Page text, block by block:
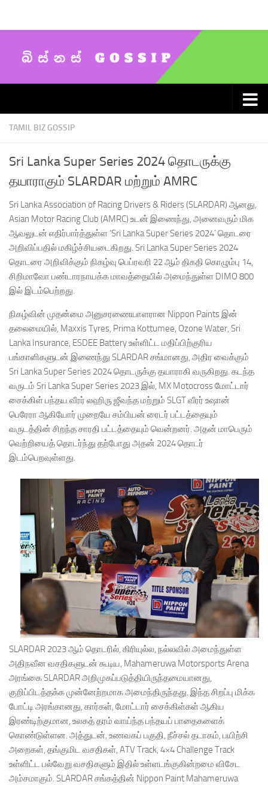
TAMIL BIZ GOSSIP
Sri Lanka Super Series 2024 தொடருக்கு
தயாராகும் SLARDAR மற்றும் AMRC
Sri Lanka Association of Racing Drivers & Riders (SLARDAR) ஆனது,
Asian Motor Racing Club (AMRC) உடன் இணைந்து, அனைவரும் மிக
ஆவலுடன் எதிர்பார்த்துள்ள ‘Sri Lanka Super Series 2024’ தொடரை
அறிவிப்பதில் மகிழ்ச்சியடைகிறது. Sri Lanka Super Series 2024
தொடரை அறிவிக்கும் நிகழ்வு பெப்ரவரி 22 ஆம் திகதி கொழும்பு 14,
சிறிமாவோ பண்டாரநாயக்க மாவத்தையில் அமைந்துள்ள DIMO 800
இல் இடம்பெற்றது.
நிகழ்வின் முதன்மை அனுசரணையாளரான Nippon Paints இன்
தலைமையில், Maxxis Tyres, Prima Kottumee, Ozone Water, Sri
Lanka Insurance, ESDEE Battery உள்ளிட்ட மதிப்பிற்குரிய
பங்காளிகளுடன் இணைந்து SLARDAR சங்மானது, அதிர வைக்கும்
Sri Lanka Super Series 2024 தொடருக்கு தயாராகி வருகிறது. கடந்த
வருடம் Sri Lanka Super Series 2023 இல், MX Motocross மோட்டார்
சைக்கிள் பந்தய வீரர் லஹிரு ஜீவந்த மற்றும் SLGT வீரர் உஷான்
பெரேரா ஆகியோர் முறையே சம்பியன் ரைடர் பட்டத்தையும்
வருடத்தின் சிறந்த சாரதி பட்டத்தையும் வென்றனர். அதன் மாபெரும்
வெற்றியைத் தொடர்ந்து தற்போது அதன் 2024 தொடர்
இடம்பெறவுள்ளது.
SLARDAR 2023 ஆம் தொடரில், கிரியுல்ல, நல்லவில் அமைந்துள்ள
அதிநவீன வசதிகளுடன் கூடிய, Mahameruwa Motorsports Arena
அரங்கை SLARDAR அறிமுகப்படுத்தியிருந்தமையானது,
குறிப்பிடத்தக்க முன்னேற்றமாக அமைந்திருந்தது. இந்த சிறப்பு மிக்க
போட்டி அரங்கானது, கார்கள், மோட்டார் சைக்கிள்கள் ஆகிய
இரண்டிற்குமான, உலகத் தரம் வாய்ந்த பந்தயப் பாதைகளைக்
கொண்டுள்ளன. அத்துடன், உணவகப் பகுதி, நீச்சல் தடாகம், பயிற்சி
அறைகள், தங்குமிட வசதிகள், ATV Track, 4×4 Challenge Track
உள்ளிட்ட பல்வேறு வசதிகளும் இதில் உள்ளடங்குகின்றமை விசேட
அம்சமாகும். SLARDAR சங்கத்தின் Nippon Paint Mahameruwa